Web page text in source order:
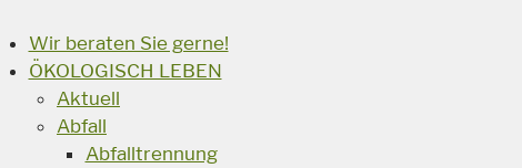
Wir beraten Sie gerne!
ÖKOLOGISCH LEBEN
Aktuell
Abfall
Abfalltrennung